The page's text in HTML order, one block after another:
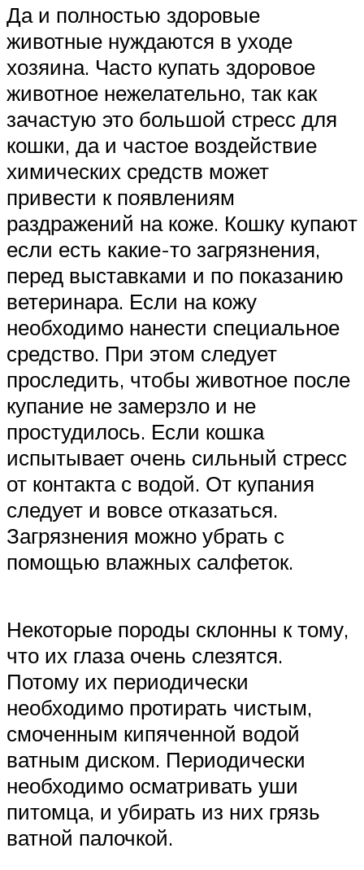
Да и полностью здоровые
животные нуждаются в уходе
хозяина. Часто купать здоровое
животное нежелательно, так как
зачастую это большой стресс для
кошки, да и частое воздействие
химических средств может
привести к появлениям
раздражений на коже. Кошку купают
если есть какие-то загрязнения,
перед выставками и по показанию
ветеринара. Если на кожу
необходимо нанести специальное
средство. При этом следует
проследить, чтобы животное после
купание не замерзло и не
простудилось. Если кошка
испытывает очень сильный стресс
от контакта с водой. От купания
следует и вовсе отказаться.
Загрязнения можно убрать с
помощью влажных салфеток.
Некоторые породы склонны к тому,
что их глаза очень слезятся.
Потому их периодически
необходимо протирать чистым,
смоченным кипяченной водой
ватным диском. Периодически
необходимо осматривать уши
питомца, и убирать из них грязь
ватной палочкой.